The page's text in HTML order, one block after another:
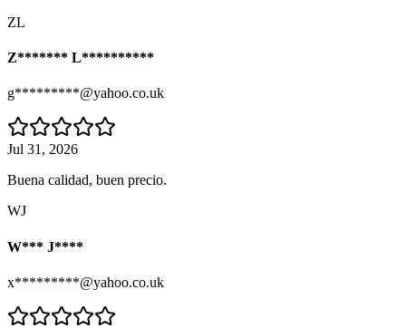
ZL
Z******* L**********
g*********@yahoo.co.uk
Jul 31, 2026
Buena calidad, buen precio.
WJ
W*** J****
x*********@yahoo.co.uk